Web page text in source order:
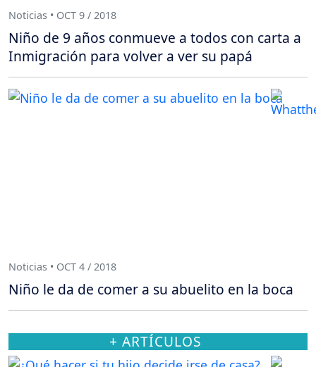
Noticias • OCT 9 / 2018
Niño de 9 años conmueve a todos con carta a
Inmigración para volver a ver su papá
Noticias • OCT 4 / 2018
Niño le da de comer a su abuelito en la boca
+ ARTÍCULOS